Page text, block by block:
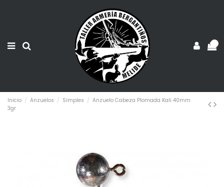
Inicio Anzuelos Simples
Anzuelo Cabeza Plomada Kali 40mm
3gr